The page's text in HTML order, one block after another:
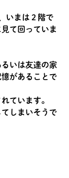
いまは２階で
て回っていま
いは友達の家
があることで
ています。
しまいそうで